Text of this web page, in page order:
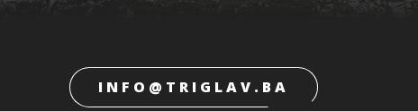
INFO@TRIGLAV.BA